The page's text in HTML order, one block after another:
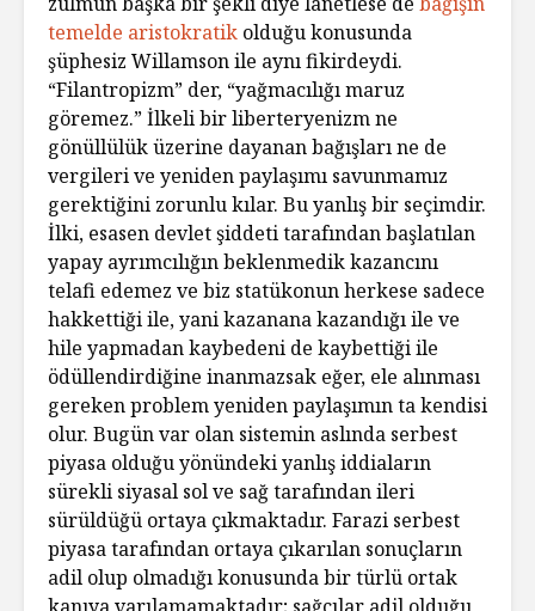
temelde aristokratik olduğu konusunda
şüphesiz Willamson ile aynı fikirdeydi.
“Filantropizm” der, “yağmacılığı maruz
göremez.” İlkeli bir liberteryenizm ne
gönüllülük üzerine dayanan bağışları ne de
vergileri ve yeniden paylaşımı savunmamız
gerektiğini zorunlu kılar. Bu yanlış bir seçimdir.
İlki, esasen devlet şiddeti tarafından başlatılan
yapay ayrımcılığın beklenmedik kazancını
telafi edemez ve biz statükonun herkese sadece
hakkettiği ile, yani kazanana kazandığı ile ve
hile yapmadan kaybedeni de kaybettiği ile
ödüllendirdiğine inanmazsak eğer, ele alınması
gereken problem yeniden paylaşımın ta kendisi
olur. Bugün var olan sistemin aslında serbest
piyasa olduğu yönündeki yanlış iddiaların
sürekli siyasal sol ve sağ tarafından ileri
sürüldüğü ortaya çıkmaktadır. Farazi serbest
piyasa tarafından ortaya çıkarılan sonuçların
adil olup olmadığı konusunda bir türlü ortak